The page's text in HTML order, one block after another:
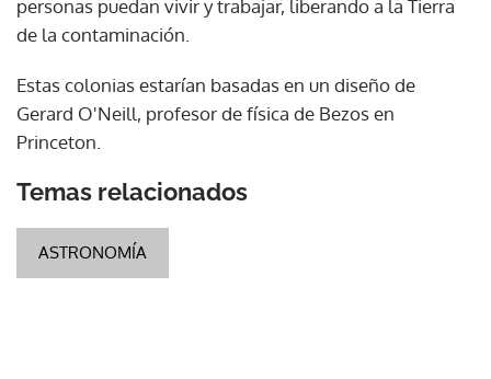
personas puedan vivir y trabajar, liberando a la Tierra
de la contaminación.
Estas colonias estarían basadas en un diseño de
Gerard O'Neill, profesor de física de Bezos en
Princeton.
Temas relacionados
ASTRONOMÍA